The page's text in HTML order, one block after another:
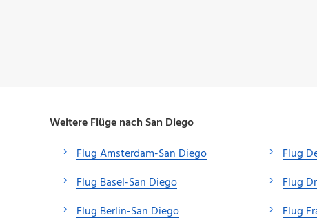
Weitere Flüge nach San Diego
Flug Amsterdam-San Diego
Flug Basel-San Diego
Flug Berlin-San Diego
Flug
Flug
Flug